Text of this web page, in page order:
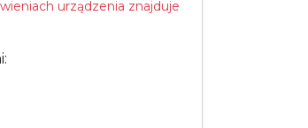
urządzenia znajduje